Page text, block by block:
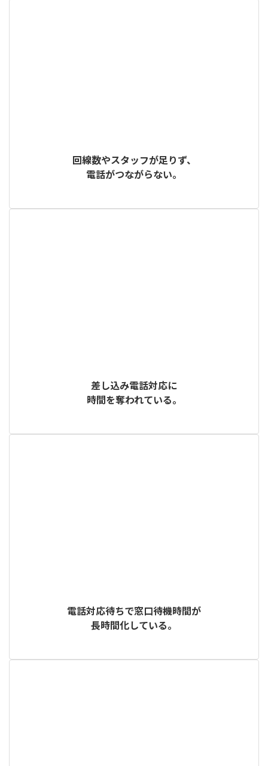
回線数やスタッフが足りず、
電話がつながらない。
差し込み電話対応に
時間を奪われている。
電話対応待ちで窓口待機時間が
長時間化している。